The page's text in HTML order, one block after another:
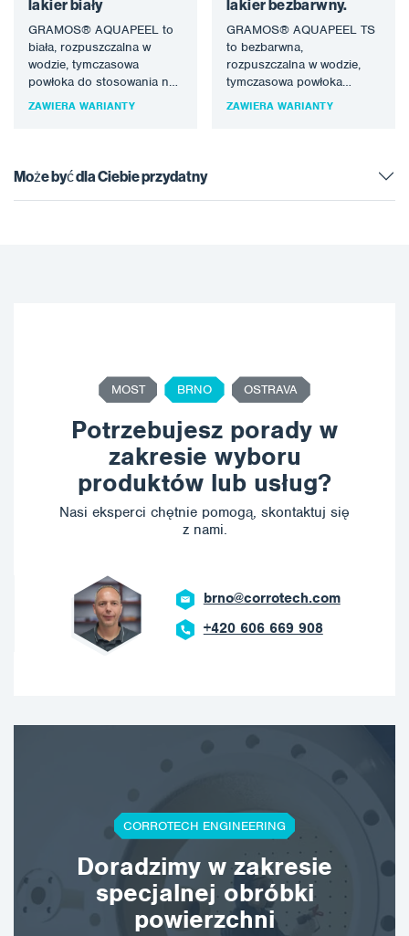
lakier biały
GRAMOS® AQUAPEEL to
biała, rozpuszczalna w
wodzie, tymczasowa
powłoka do stosowania na
wszystkich gładkich,
ZAWIERA WARIANTY
lakier bezbarwny.
GRAMOS® AQUAPEEL TS
to bezbarwna,
rozpuszczalna w wodzie,
tymczasowa powłoka
powierzchniowa do
ZAWIERA WARIANTY
Może być dla Ciebie przydatny
MOST BRNO OSTRAVA
Potrzebujesz porady w
zakresie wyboru
produktów lub usług?
Nasi eksperci chętnie pomogą, skontaktuj się
z nami.
brno@corrotech.com
+420 606 669 908
CORROTECH ENGINEERING
Doradzimy w zakresie
specjalnej obróbki
powierzchni